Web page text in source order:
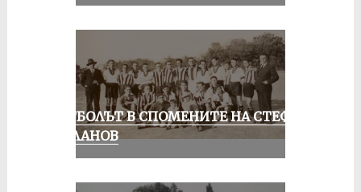
ФУТБОЛЪТ В СПОМЕНИТЕ НА СТЕФАН
МИЛАНОВ